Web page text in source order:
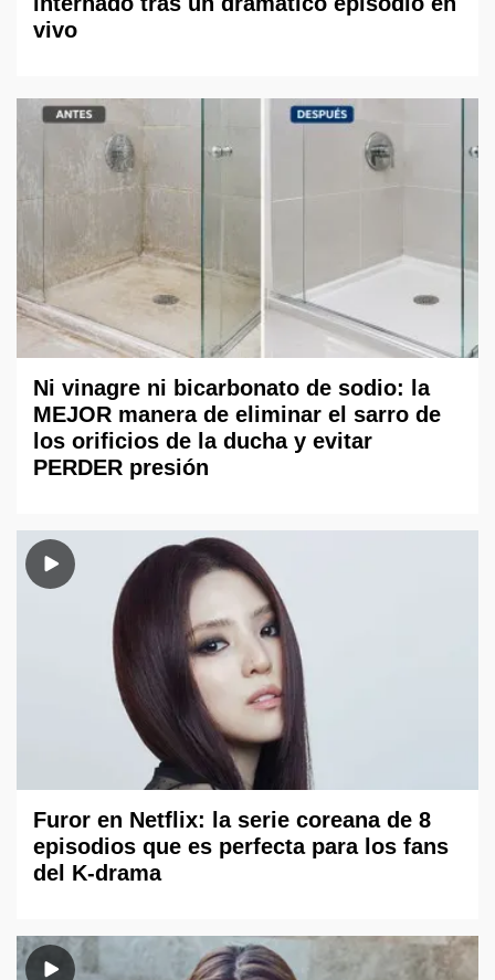
vivo
Ni vinagre ni bicarbonato de sodio: la
MEJOR manera de eliminar el sarro de
los orificios de la ducha y evitar
PERDER presión
Furor en Netflix: la serie coreana de 8
episodios que es perfecta para los fans
del K-drama